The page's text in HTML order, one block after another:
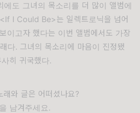
에도 그녀의 목소리를 더 많이 앨범에
I Could Be>는 일렉트로닉을 넘어
이고자 했다는 이번 앨범에서도 가장
다. 그녀의 목소리에 마음이 진정됐
히 귀국했다.
와 글은 어떠셨나요?
남겨주세요.